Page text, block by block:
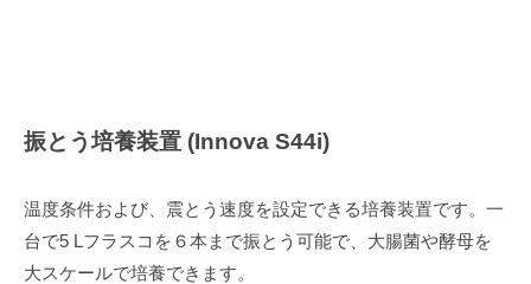
振とう培養装置 (Innova S44i)
温度条件および、震とう速度を設定できる培養装置です。一
台で5 Lフラスコを６本まで振とう可能で、大腸菌や酵母を
大スケールで培養できます。